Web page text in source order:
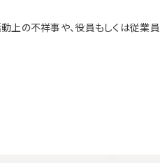
の不祥事や、役員もしくは従業